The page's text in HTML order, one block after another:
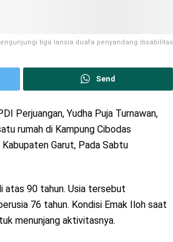
tiga lansia duafa penyandang disabilitas
Send
Perjuangan, Yudha Puja Turnawan,
rumah di Kampung Cibodas
Garut, Pada Sabtu
atas 90 tahun. Usia tersebut
76 tahun. Kondisi Emak Iloh saat
menunjang aktivitasnya.